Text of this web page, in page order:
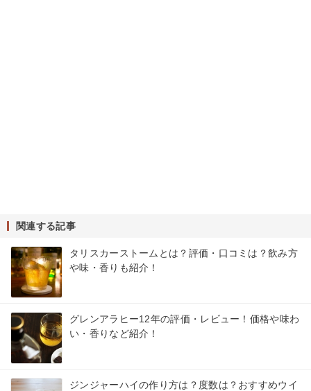
関連する記事
タリスカーストームとは？評価・口コミは？飲み方
や味・香りも紹介！
グレンアラヒー12年の評価・レビュー！価格や味わ
い・香りなど紹介！
ジンジャーハイの作り方は？度数は？おすすめウイ